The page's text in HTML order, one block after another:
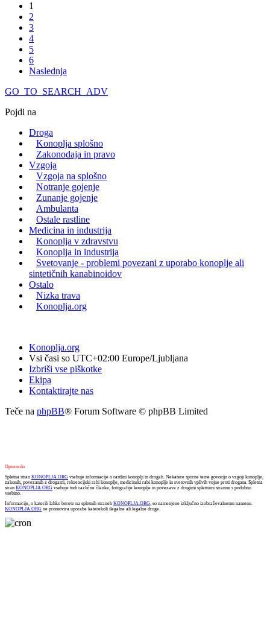
1
2
3
4
5
6
Naslednja
GO_TO_SEARCH_ADV
Pojdi na
Droga
Konoplja splošno
Zakonodaja in pravo
Vzgoja
Vzgoja na splošno
Notranje gojenje
Zunanje gojenje
Ambulanta
Ostale rastline
Medicina in industrija
Konoplja v zdravstvu
Konoplja in industrija
Svetovanje - problemi povezani z uporabo konoplje ali
sintetičnih kanabinoidov
Ostalo
Nizka trava
Konoplja.org
Konoplja.org
Vsi časi so UTC+02:00 Europe/Ljubljana
Izbriši vse piškotke
Ekipa
Kontaktirajte nas
Teče na phpBB® Forum Software © phpBB Limited
Opozorilo
Spletna stran KONOPLJA.ORG vsebuje informacije o rastlini konoplji in drogah. Nekatere sporne teme govorijo o vzgoji konoplje,
zakonih, povezanih z drogami, rekreacijski rabi konoplje, medicinski rabi konoplje in svetovnih vplivih vojne proti drogam. Spletna
stran KONOPLJA.ORG vsebuje tudi različne članke, fotografije konoplje in povezave z drugimi spletnimi stranmi s podobno
vsebino.
Informacije, o katerih lahko berete na spletnih straneh KONOPLJA.ORG, so namenjene izključno izobraževalnemu namenu.
KONOPLJA.ORG ne promovira uporabe katerekoli ilegalne ali legalne droge.